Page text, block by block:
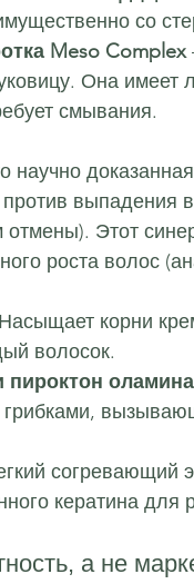
со
Meso Complex
Она имеет
смывания.
научно
выпадения
Этот
роста волос
Насыщает корни
волосок.
пироктон
согревающий
кератина для
а не